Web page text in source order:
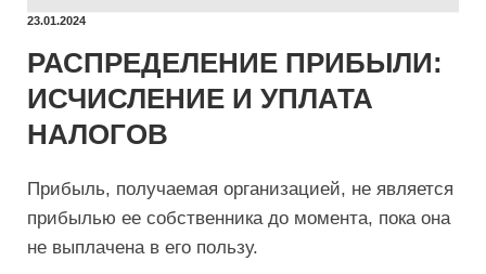
23.01.2024
РАСПРЕДЕЛЕНИЕ ПРИБЫЛИ:
ИСЧИСЛЕНИЕ И УПЛАТА
НАЛОГОВ
Прибыль, получаемая организацией, не является
прибылью ее собственника до момента, пока она
не выплачена в его пользу.